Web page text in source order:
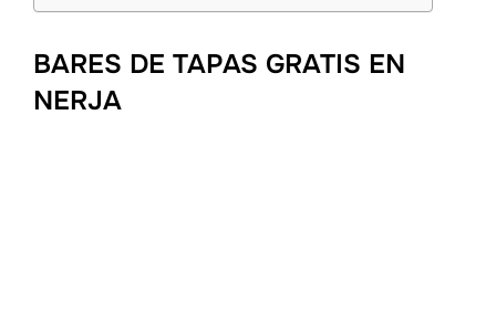
BARES DE TAPAS GRATIS EN
NERJA